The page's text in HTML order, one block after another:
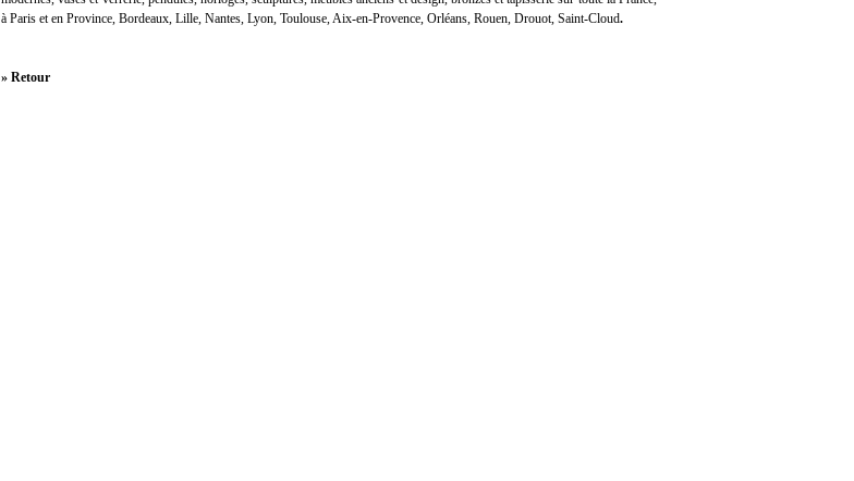
à Paris et en Province, Bordeaux, Lille, Nantes, Lyon, Toulouse, Aix-en-Provence, Orléans, Rouen, Drouot, Saint-Cloud.
» Retour